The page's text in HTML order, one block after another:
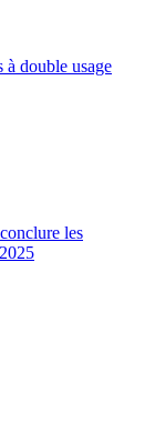
à double usage
les